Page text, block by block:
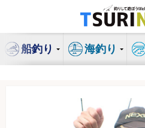
ン
船釣り 海釣り